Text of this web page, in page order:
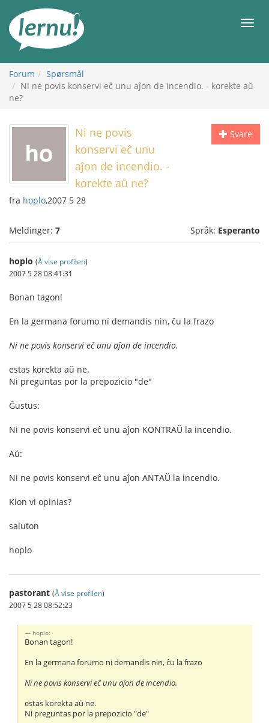
innholdet
Meny
Forum
Spørsmål
Ni ne povis konservi eĉ unu aĵon de incendio. - korekte aŭ
ne?
Svare
Ni ne povis
konservi eĉ unu
aĵon de incendio. -
korekte aŭ ne?
fra hoplo,2007 5 28
Meldinger: 7 Språk: Esperanto
hoplo (Å vise profilen)
2007 5 28 08:41:31
Bonan tagon!
En la germana forumo ni demandis nin, ĉu la frazo
Ni ne povis konservi eĉ unu aĵon de incendio.
estas korekta aŭ ne.
Ni preguntas por la prepozicio "de"
Ĝustus:
Ni ne povis konservi eĉ unu aĵon KONTRAŬ la incendio.
Aŭ:
Ni ne povis konservi eĉ unu aĵon ANTAŬ la incendio.
Kion vi opinias?
saluton
hoplo
pastorant (Å vise profilen)
2007 5 28 08:52:23
hoplo:
Bonan tagon!
En la germana forumo ni demandis nin, ĉu la frazo
Ni ne povis konservi eĉ unu aĵon de incendio.
estas korekta aŭ ne.
Ni preguntas por la prepozicio "de"